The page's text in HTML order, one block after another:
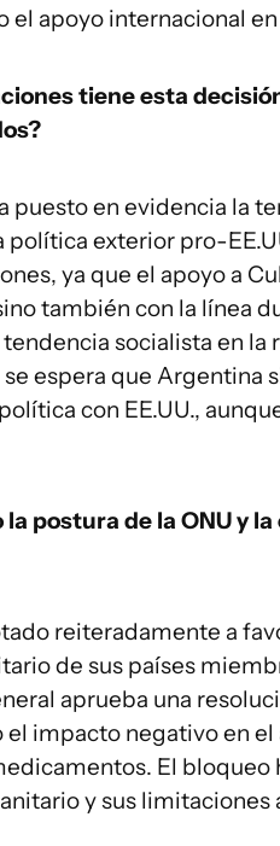
el apoyo internacional
tiene esta
puesto en evidencia la
política exterior pro-
ya que el apoyo a
también con la línea
socialista en la
espera que Argentina
con EE.UU.,
la postura de la ONU y
reiteradamente a
de sus países
aprueba una
impacto negativo en
El
y sus limitaciones